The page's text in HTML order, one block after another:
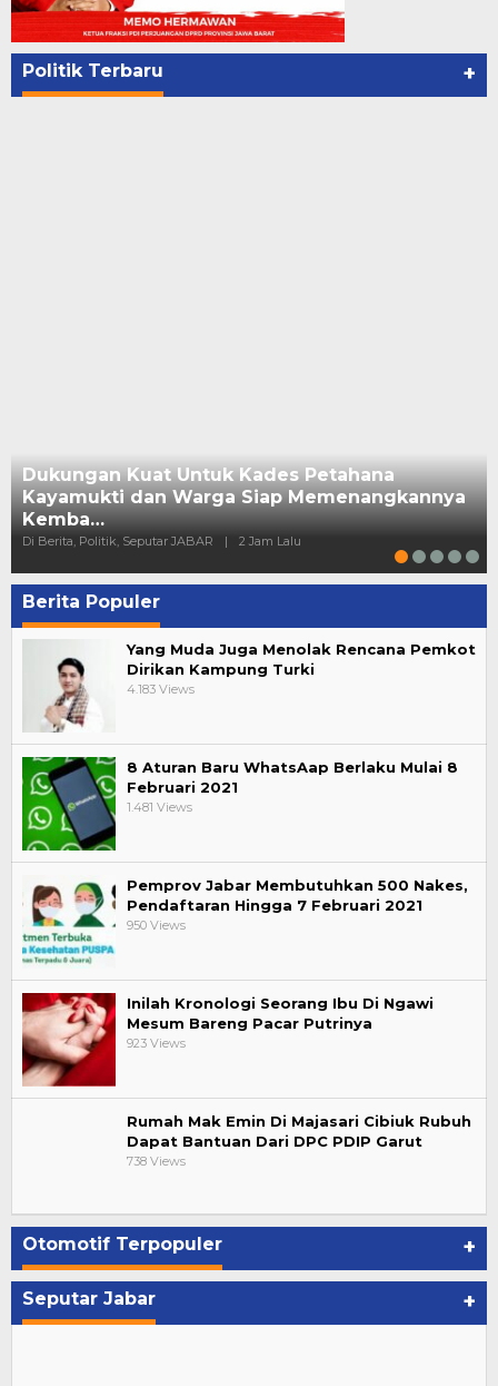
Politik Terbaru +
Dukungan Kuat Untuk Kades Petahana
Kayamukti dan Warga Siap Memenangkannya
Kemba…
Di Berita, Politik, Seputar JABAR | 2 Jam Lalu
Berita Populer
Yang Muda Juga Menolak Rencana Pemkot
Dirikan Kampung Turki
4.183 Views
8 Aturan Baru WhatsAap Berlaku Mulai 8
Februari 2021
1.481 Views
Pemprov Jabar Membutuhkan 500 Nakes,
Pendaftaran Hingga 7 Februari 2021
950 Views
Inilah Kronologi Seorang Ibu Di Ngawi
Mesum Bareng Pacar Putrinya
923 Views
Rumah Mak Emin Di Majasari Cibiuk Rubuh
Dapat Bantuan Dari DPC PDIP Garut
738 Views
Otomotif Terpopuler +
Seputar Jabar +